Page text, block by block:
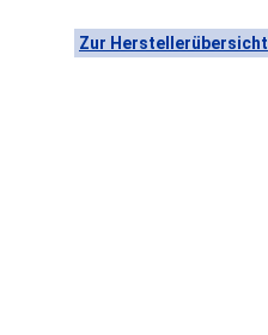
Zur Herstellerübersicht